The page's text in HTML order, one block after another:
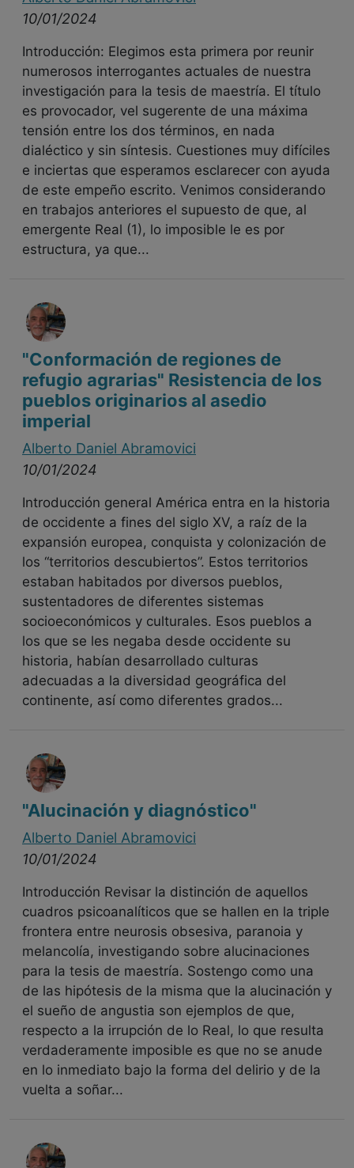
10/01/2024
Introducción: Elegimos esta primera por reunir
numerosos interrogantes actuales de nuestra
investigación para la tesis de maestría. El título
es provocador, vel sugerente de una máxima
tensión entre los dos términos, en nada
dialéctico y sin síntesis. Cuestiones muy difíciles
e inciertas que esperamos esclarecer con ayuda
de este empeño escrito. Venimos considerando
en trabajos anteriores el supuesto de que, al
emergente Real (1), lo imposible le es por
estructura, ya que...
"Conformación de regiones de
refugio agrarias" Resistencia de los
pueblos originarios al asedio
imperial
Alberto Daniel Abramovici
10/01/2024
Introducción general América entra en la historia
de occidente a fines del siglo XV, a raíz de la
expansión europea, conquista y colonización de
los “territorios descubiertos”. Estos territorios
estaban habitados por diversos pueblos,
sustentadores de diferentes sistemas
socioeconómicos y culturales. Esos pueblos a
los que se les negaba desde occidente su
historia, habían desarrollado culturas
adecuadas a la diversidad geográfica del
continente, así como diferentes grados...
"Alucinación y diagnóstico"
Alberto Daniel Abramovici
10/01/2024
Introducción Revisar la distinción de aquellos
cuadros psicoanalíticos que se hallen en la triple
frontera entre neurosis obsesiva, paranoia y
melancolía, investigando sobre alucinaciones
para la tesis de maestría. Sostengo como una
de las hipótesis de la misma que la alucinación y
el sueño de angustia son ejemplos de que,
respecto a la irrupción de lo Real, lo que resulta
verdaderamente imposible es que no se anude
en lo inmediato bajo la forma del delirio y de la
vuelta a soñar...